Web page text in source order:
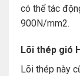
có thể tác
900N/mm2.
Lõi thép gió
Lõi thép này